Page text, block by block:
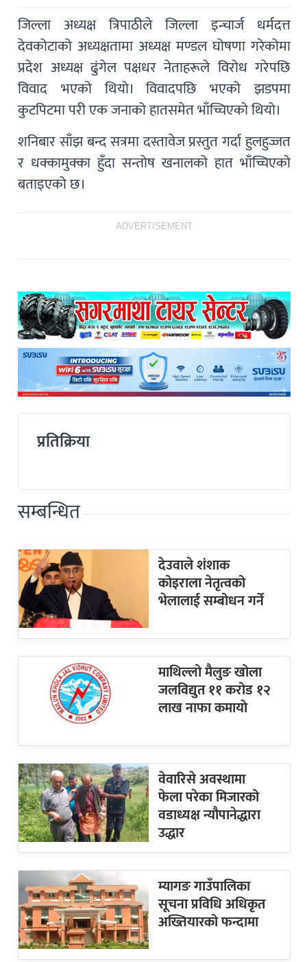
जिल्ला अध्यक्ष त्रिपाठीले जिल्ला इन्चार्ज धर्मदत्त
देवकोटाको अध्यक्षतामा अध्यक्ष मण्डल घोषणा गरेकोमा
प्रदेश अध्यक्ष ढुंगेल पक्षधर नेताहरूले विरोध गरेपछि
विवाद भएको थियो। विवादपछि भएको झडपमा
कुटपिटमा परी एक जनाको हातसमेत भाँच्चिएको थियो।
शनिबार साँझ बन्द सत्रमा दस्तावेज प्रस्तुत गर्दा हुलहुज्जत
र धक्कामुक्का हुँदा सन्तोष खनालको हात भाँच्चिएको
बताइएको छ।
ADVERTISEMENT
प्रतिक्रिया
सम्बन्धित
देउवाले शंशाक
कोइराला नेतृत्वको
भेलालाई सम्बोधन गर्ने
माथिल्लो मैलुङ खोला
जलविद्युत ११ करोड १२
लाख नाफा कमायाे
वेवारिसे अवस्थामा
फेला परेका मिजारको
वडाध्यक्ष न्यौपानेद्धारा
उद्धार
म्यागङ गाउँपालिका
सूचना प्रविधि अधिकृत
अख्तियारको फन्दामा